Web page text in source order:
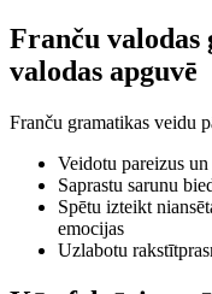
Franču valodas
valodas apguvē
Franču gramatikas veidu
Veidotu pareizus
Saprastu sarunu
Spētu izteikt
emocijas
Uzlabotu